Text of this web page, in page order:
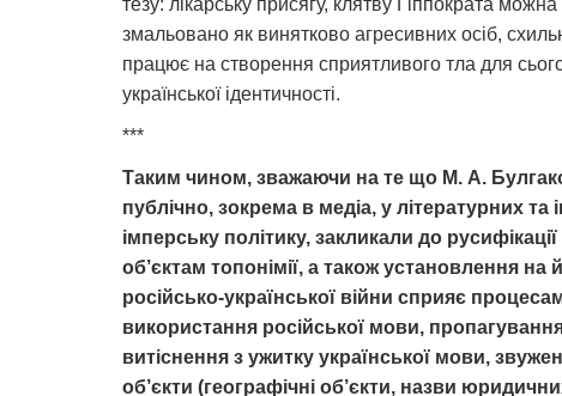
змальовано як винятково агресивних осіб,
працює на створення сприятливого тла для
української ідентичності.
***
Таким чином, зважаючи на те що М. А.
публічно, зокрема в медіа, у літературних
імперську політику, закликали до
об’єктам топонімії, а також установлення на
російсько-української війни сприяє
використання російської мови,
витіснення з ужитку української мови,
об’єкти (географічні об’єкти, назви